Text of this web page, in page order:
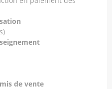
de vente